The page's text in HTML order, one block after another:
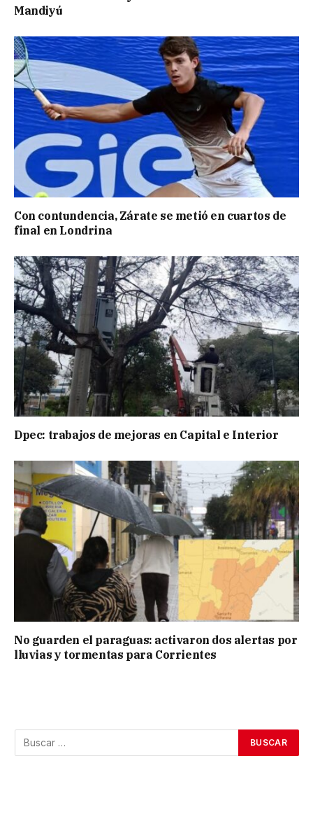
Mandiyú
Con contundencia, Zárate se metió en cuartos de
final en Londrina
Dpec: trabajos de mejoras en Capital e Interior
No guarden el paraguas: activaron dos alertas por
lluvias y tormentas para Corrientes